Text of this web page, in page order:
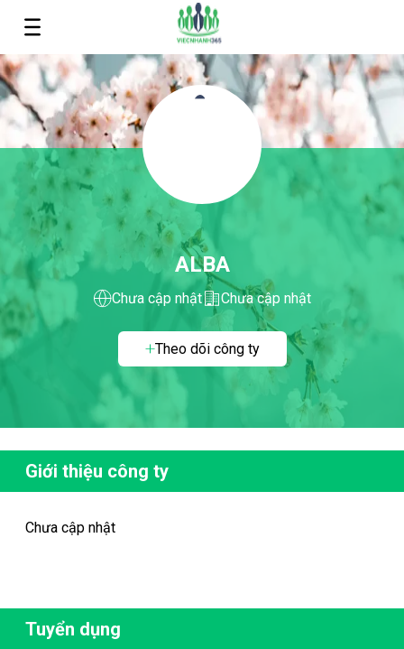
ALBA
Chưa cập nhật Chưa cập nhật
Theo dõi công ty
Giới thiệu công ty
Chưa cập nhật
Tuyển dụng